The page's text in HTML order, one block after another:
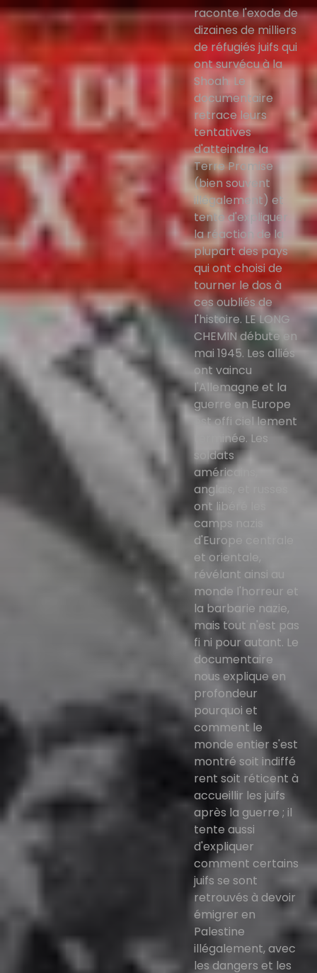
raconte l'exode de
dizaines de milliers
de réfugiés juifs qui
ont survécu à la
Shoah. Le
documentaire
retrace leurs
tentatives
d'atteindre la
Terre Promise
(bien souvent
illégalement) et
tente d'expliquer
la réaction de la
plupart des pays
qui ont choisi de
tourner le dos à
ces oubliés de
l'histoire. LE LONG
CHEMIN débute en
mai 1945. Les alliés
ont vaincu
l'Allemagne et la
guerre en Europe
est offi ciel lement
terminée. Les
soldats
américains,
anglais, et russes
ont libéré les
camps nazis
d'Europe centrale
et orientale,
révélant ainsi au
monde l'horreur et
la barbarie nazie,
mais tout n'est pas
fi ni pour autant. Le
documentaire
nous explique en
profondeur
pourquoi et
comment le
monde entier s'est
montré soit indiffé
rent soit réticent à
accueillir les juifs
après la guerre ; il
tente aussi
d'expliquer
comment certains
juifs se sont
retrouvés à devoir
émigrer en
Palestine
illégalement, avec
les dangers et les